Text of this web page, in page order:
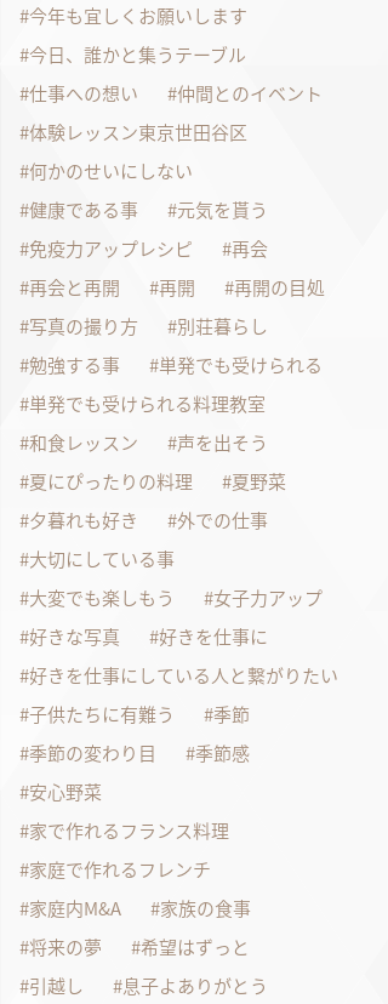
今年も宜しくお願いします
今日、誰かと集うテーブル
仕事への想い
仲間とのイベント
体験レッスン東京世田谷区
何かのせいにしない
健康である事
元気を貰う
免疫力アップレシピ
再会
再会と再開
再開
再開の目処
写真の撮り方
別荘暮らし
勉強する事
単発でも受けられる
単発でも受けられる料理教室
和食レッスン
声を出そう
夏にぴったりの料理
夏野菜
夕暮れも好き
外での仕事
大切にしている事
大変でも楽しもう
女子力アップ
好きな写真
好きを仕事に
好きを仕事にしている人と繋がりたい
子供たちに有難う
季節
季節の変わり目
季節感
安心野菜
家で作れるフランス料理
家庭で作れるフレンチ
家庭内M&A
家族の食事
将来の夢
希望はずっと
引越し
息子よありがとう